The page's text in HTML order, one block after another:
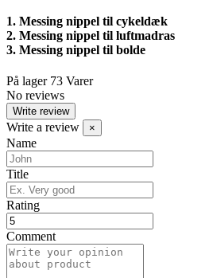
1. Messing nippel til cykeldæk
2. Messing nippel til luftmadras
3. Messing nippel til bolde
På lager 73 Varer
No reviews
Write review
Write a review ×
Name
Title
Rating
Comment